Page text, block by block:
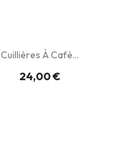
Cuillières À Café...
24,00 €